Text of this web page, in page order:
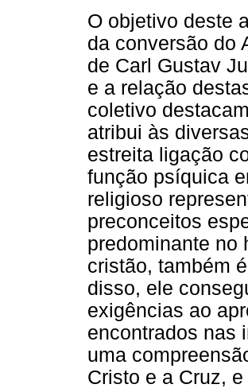
O objetivo deste
da conversão do
de Carl Gustav
e a relação
coletivo
atribui às
estreita ligação
função psíquica
religioso
preconceitos
predominante no
cristão, também
disso, ele
exigências ao
encontrados nas
uma
Cristo e a Cruz,